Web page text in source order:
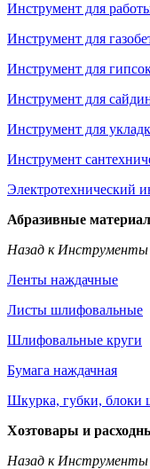
Инструмент для
Инструмент для
Инструмент для
Инструмент для
Инструмент для
Инструмент
Электротехнический
Абразивные
Назад к Инструменты
Ленты наждачные
Листы шлифовальные
Шлифовальные круги
Бумага наждачная
Шкурка, губки, блоки
Хозтовары и
Назад к Инструменты